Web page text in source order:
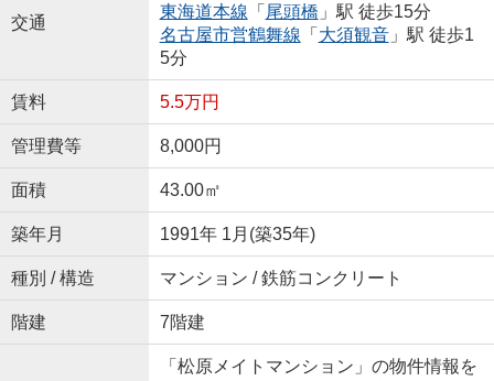
交通
東海道本線 「 尾頭橋 」駅 徒歩15分
名古屋市営鶴舞線 「 大須観音」駅 徒歩1
5分
賃料 5.5万円
管理費等 8,000円
面積 43.00㎡
築年月 1991年 1月(築35年)
種別 / 構造 マンション / 鉄筋コンクリート
階建 7階建
「松原メイトマンション」の物件情報を